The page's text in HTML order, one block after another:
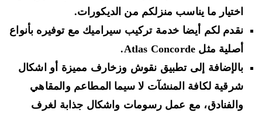
اختيار ما يناسب منزلكم من الديكورات.
نقدم لكم أيضا خدمة تركيب سيراميك مع توفيره بأنواع
أصلية مثل Atlas Concorde.
بالإضافة إلى تطبيق نقوش وزخارف مميزة أو اشكال
شرقية لكافة المنشآت لا سيما المطاعم والمقاهي
والفنادق، مع عمل رسومات واشكال جذابة لغرف